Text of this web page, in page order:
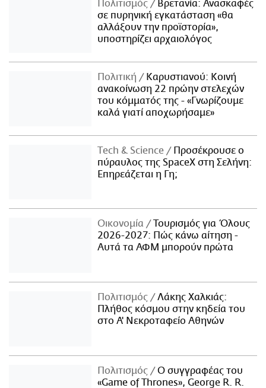
Πολιτισμός
Βρετανία: Ανασκαφές
σε πυρηνική εγκατάσταση «θα
αλλάξουν την προϊστορία»,
υποστηρίζει αρχαιολόγος
Πολιτική
Καρυστιανού: Κοινή
ανακοίνωση 22 πρώην στελεχών
του κόμματός της - «Γνωρίζουμε
καλά γιατί αποχωρήσαμε»
Τech & Science
Προσέκρουσε ο
πύραυλος της SpaceX στη Σελήνη:
Επηρεάζεται η Γη;
Οικονομία
Τουρισμός για Όλους
2026-2027: Πώς κάνω αίτηση -
Αυτά τα ΑΦΜ μπορούν πρώτα
Πολιτισμός
Λάκης Χαλκιάς:
Πλήθος κόσμου στην κηδεία του
στο Α' Νεκροταφείο Αθηνών
Πολιτισμός
Ο συγγραφέας του
«Game of Thrones», George R. R.